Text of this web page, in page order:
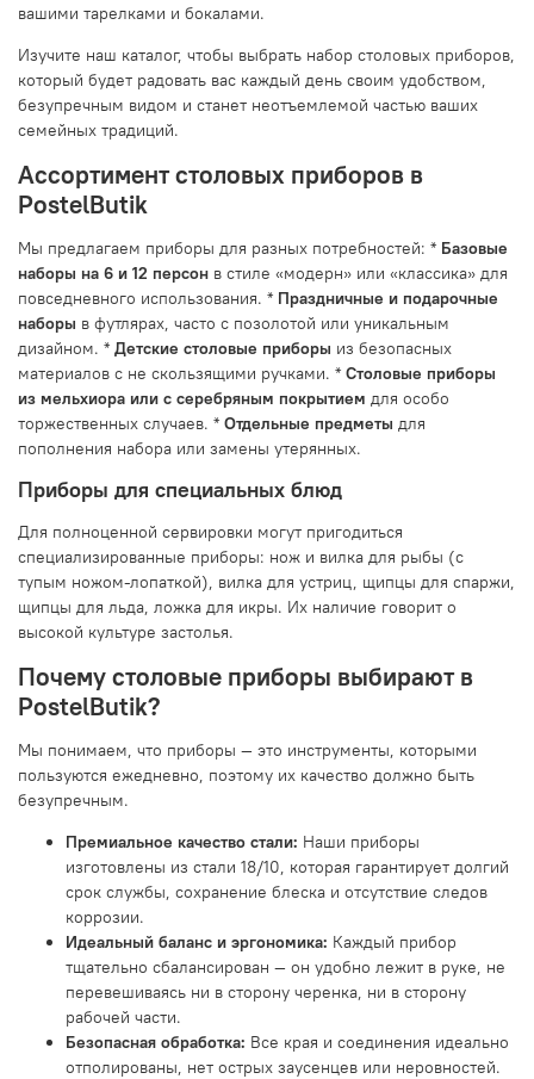
вашими тарелками и бокалами.
Изучите наш каталог, чтобы выбрать набор столовых приборов,
который будет радовать вас каждый день своим удобством,
безупречным видом и станет неотъемлемой частью ваших
семейных традиций.
Ассортимент столовых приборов в
PostelButik
Мы предлагаем приборы для разных потребностей: * Базовые
наборы на 6 и 12 персон в стиле «модерн» или «классика» для
повседневного использования. * Праздничные и подарочные
наборы в футлярах, часто с позолотой или уникальным
дизайном. * Детские столовые приборы из безопасных
материалов с не скользящими ручками. * Столовые приборы
из мельхиора или с серебряным покрытием для особо
торжественных случаев. * Отдельные предметы для
пополнения набора или замены утерянных.
Приборы для специальных блюд
Для полноценной сервировки могут пригодиться
специализированные приборы: нож и вилка для рыбы (с
тупым ножом-лопаткой), вилка для устриц, щипцы для спаржи,
щипцы для льда, ложка для икры. Их наличие говорит о
высокой культуре застолья.
Почему столовые приборы выбирают в
PostelButik?
Мы понимаем, что приборы — это инструменты, которыми
пользуются ежедневно, поэтому их качество должно быть
безупречным.
Премиальное качество стали: Наши приборы
изготовлены из стали 18/10, которая гарантирует долгий
срок службы, сохранение блеска и отсутствие следов
коррозии.
Идеальный баланс и эргономика: Каждый прибор
тщательно сбалансирован — он удобно лежит в руке, не
перевешиваясь ни в сторону черенка, ни в сторону
рабочей части.
Безопасная обработка: Все края и соединения идеально
отполированы, нет острых заусенцев или неровностей.